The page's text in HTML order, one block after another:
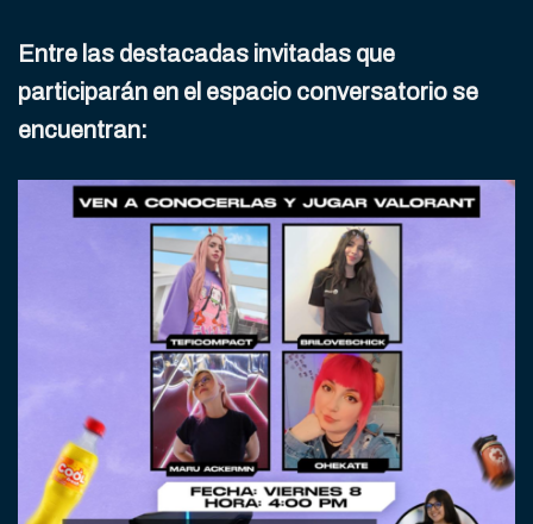
Entre las destacadas invitadas que
participarán en el espacio conversatorio se
encuentran: